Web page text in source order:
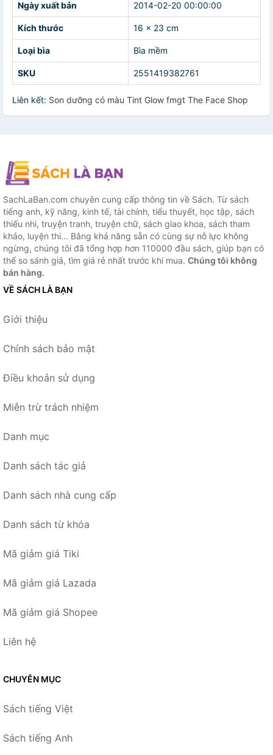
Ngày xuất bản 2014-02-20 00:00:00
Kích thước 16 x 23 cm
Loại bìa Bìa mềm
SKU 2551419382761
Liên kết: Son dưỡng có màu Tint Glow fmgt The Face Shop
SachLaBan.com chuyên cung cấp thông tin về Sách. Từ sách
tiếng anh, kỹ năng, kinh tế, tài chính, tiểu thuyết, học tập, sách
thiếu nhi, truyện tranh, truyện chữ, sách giao khoa, sách tham
khảo, luyện thi... Bằng khả năng sẵn có cùng sự nỗ lực không
ngừng, chúng tôi đã tổng hợp hơn 110000 đầu sách, giúp bạn có
thể so sánh giá, tìm giá rẻ nhất trước khi mua. Chúng tôi không
bán hàng.
VỀ SÁCH LÀ BẠN
Giới thiệu
Chính sách bảo mật
Điều khoản sử dụng
Miễn trừ trách nhiệm
Danh mục
Danh sách tác giả
Danh sách nhà cung cấp
Danh sách từ khóa
Mã giảm giá Tiki
Mã giảm giá Lazada
Mã giảm giá Shopee
Liên hệ
CHUYÊN MỤC
Sách tiếng Việt
Sách tiếng Anh